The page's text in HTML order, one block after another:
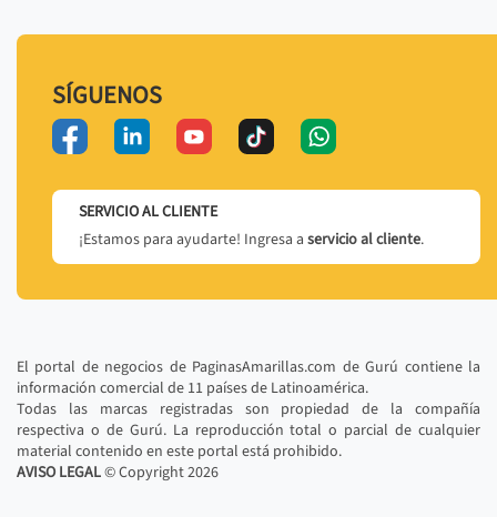
SÍGUENOS
SERVICIO AL CLIENTE
¡Estamos para ayudarte! Ingresa a servicio al cliente.
El portal de negocios de PaginasAmarillas.com de Gurú contiene la
información comercial de 11 países de Latinoamérica.
Todas las marcas registradas son propiedad de la compañía
respectiva o de Gurú. La reproducción total o parcial de cualquier
material contenido en este portal está prohibido.
AVISO LEGAL© Copyright2026